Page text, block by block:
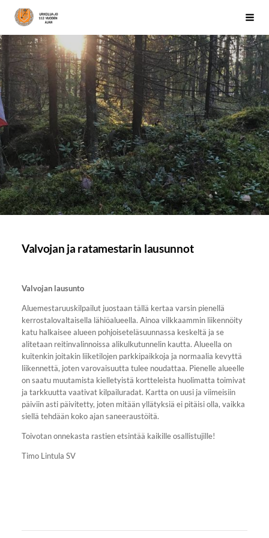
Siirry
sivun
sisältöön
Järvenpään Palo
Valvojan ja ratamestarin lausunnot
Valvojan lausunto
Aluemestaruuskilpailut juostaan tällä kertaa varsin pienellä
kerrostalovaltaisella lähiöalueella. Ainoa vilkkaammin liikennöity
katu halkaisee alueen pohjoiseteläsuunnassa keskeltä ja se
alitetaan reitinvalinnoissa alikulkutunnelin kautta. Alueella on
kuitenkin joitakin liiketilojen parkkipaikkoja ja normaalia kevyttä
liikennettä, joten varovaisuutta tulee noudattaa. Pienelle alueelle
on saatu muutamista kielletyistä kortteleista huolimatta toimivat
ja tarkkuutta vaativat kilpailuradat. Kartta on uusi ja viimeisiin
päiviin asti päivitetty, joten mitään yllätyksiä ei pitäisi olla, vaikka
siellä tehdään koko ajan saneeraustöitä.
Toivotan onnekasta rastien etsintää kaikille osallistujille!
Timo Lintula SV